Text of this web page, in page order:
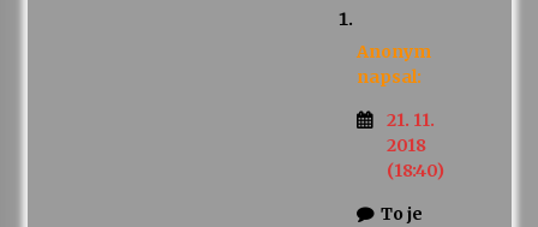
Anonym
napsal:
21. 11.
2018
(18:40)
To je